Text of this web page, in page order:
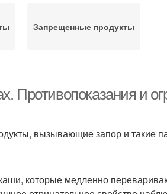
Запрещенные продукты
Противопоказания и
вызывающие запор и такие
которые медленно